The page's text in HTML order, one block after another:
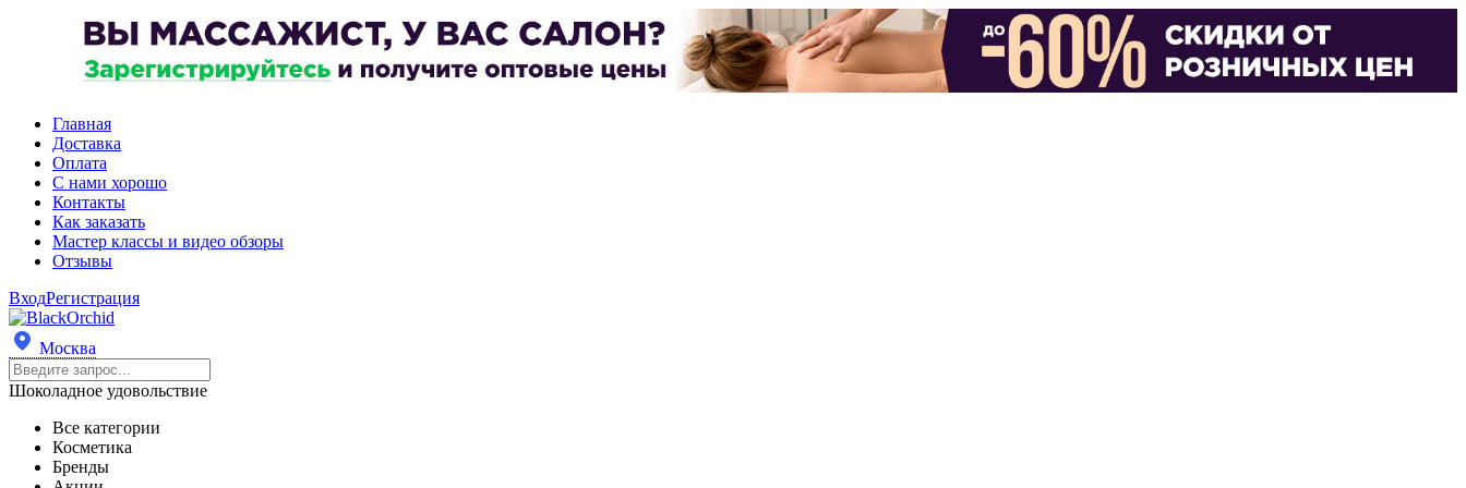
Главная
Доставка
Оплата
С нами хорошо
Контакты
Как заказать
Мастер классы и видео обзоры
Отзывы
ВходРегистрация
Москва
Шоколадное удовольствие
Все категории
Косметика
Бренды